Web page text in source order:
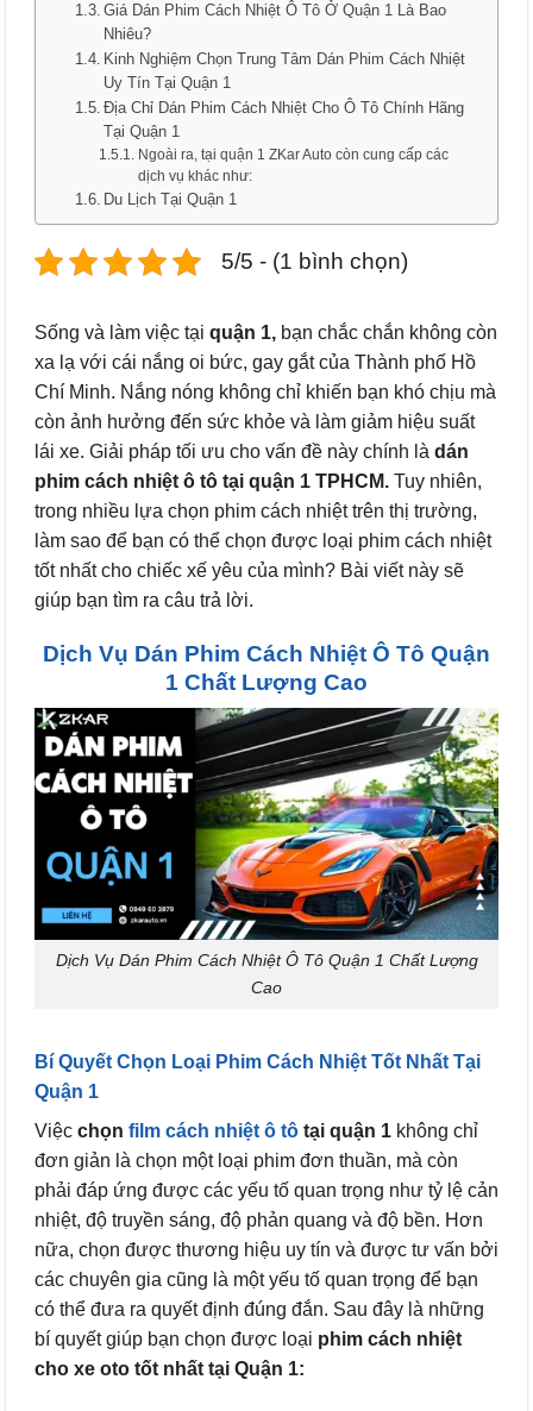
Giá Dán Phim Cách Nhiệt Ô Tô Ở Quận 1 Là Bao
Nhiêu?
Kinh Nghiệm Chọn Trung Tâm Dán Phim Cách Nhiệt
Uy Tín Tại Quận 1
Địa Chỉ Dán Phim Cách Nhiệt Cho Ô Tô Chính Hãng
Tại Quận 1
Ngoài ra, tại quận 1 ZKar Auto còn cung cấp các
dịch vụ khác như:
Du Lịch Tại Quận 1
5/5 - (1 bình chọn)
Sống và làm việc tại quận 1, bạn chắc chắn không còn
xa lạ với cái nắng oi bức, gay gắt của Thành phố Hồ
Chí Minh. Nắng nóng không chỉ khiến bạn khó chịu mà
còn ảnh hưởng đến sức khỏe và làm giảm hiệu suất
lái xe. Giải pháp tối ưu cho vấn đề này chính là dán
phim cách nhiệt ô tô tại quận 1 TPHCM. Tuy nhiên,
trong nhiều lựa chọn phim cách nhiệt trên thị trường,
làm sao để bạn có thể chọn được loại phim cách nhiệt
tốt nhất cho chiếc xế yêu của mình? Bài viết này sẽ
giúp bạn tìm ra câu trả lời.
Dịch Vụ Dán Phim Cách Nhiệt Ô Tô Quận
1 Chất Lượng Cao
Dịch Vụ Dán Phim Cách Nhiệt Ô Tô Quận 1 Chất Lượng
Cao
Bí Quyết Chọn Loại Phim Cách Nhiệt Tốt Nhất Tại
Quận 1
Việc chọn film cách nhiệt ô tô tại quận 1 không chỉ
đơn giản là chọn một loại phim đơn thuần, mà còn
phải đáp ứng được các yếu tố quan trọng như tỷ lệ cản
nhiệt, độ truyền sáng, độ phản quang và độ bền. Hơn
nữa, chọn được thương hiệu uy tín và được tư vấn bởi
các chuyên gia cũng là một yếu tố quan trọng để bạn
có thể đưa ra quyết định đúng đắn. Sau đây là những
bí quyết giúp bạn chọn được loại phim cách nhiệt
cho xe oto tốt nhất tại Quận 1: